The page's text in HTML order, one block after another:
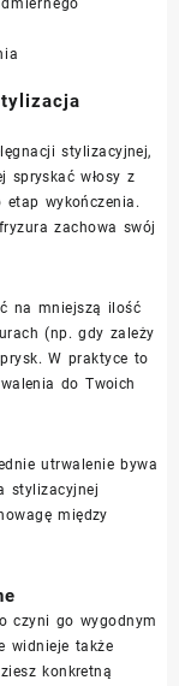
stylizacyjnej,
spryskać włosy z
wykończenia.
zachowa swój
na mniejszą ilość
(np. gdy zależy
W praktyce to
do Twoich
utrwalenie bywa
stylizacyjnej
między
czyni go wygodnym
widnieje także
konkretną